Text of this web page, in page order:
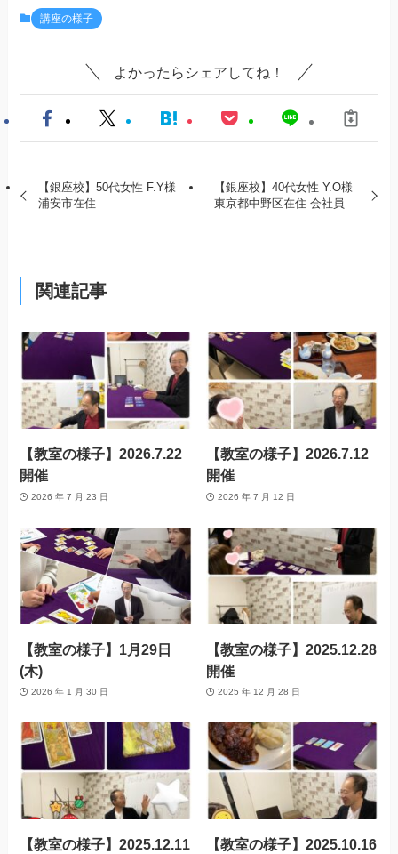
講座の様子
よかったらシェアしてね！
【銀座校】50代女性 F.Y様
浦安市在住
【銀座校】40代女性 Y.O様
東京都中野区在住 会社員
関連記事
【教室の様子】2026.7.22
開催
2026 年 7 月 23 日
【教室の様子】2026.7.12
開催
2026 年 7 月 12 日
【教室の様子】1月29日
(木)
2026 年 1 月 30 日
【教室の様子】2025.12.28
開催
2025 年 12 月 28 日
【教室の様子】2025.12.11
【教室の様子】2025.10.16